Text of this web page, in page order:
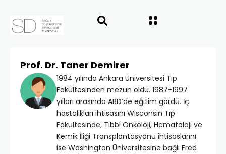
Prof. Dr. Taner Demirer
1984 yılında Ankara Üniversitesi Tıp
Fakültesinden mezun oldu. 1987-1997
yılları arasında ABD’de eğitim gördü. İç
hastalıkları ihtisasını Wisconsin Tıp
Fakültesinde, Tıbbi Onkoloji, Hematoloji ve
Kemik İliği Transplantasyonu ihtisaslarını
ise Washington Üniversitesine bağlı Fred